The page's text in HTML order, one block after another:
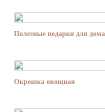
Полезные подарки для дома
Окрошка овощная